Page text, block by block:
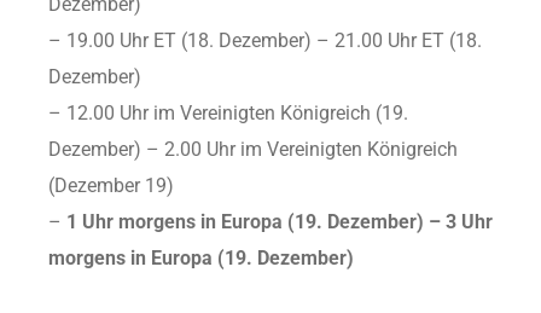
– 19.00 Uhr ET (18. Dezember) – 21.00 Uhr ET (18.
Dezember)
– 12.00 Uhr im Vereinigten Königreich (19.
Dezember) – 2.00 Uhr im Vereinigten Königreich
(Dezember 19)
– 1 Uhr morgens in Europa (19. Dezember) – 3 Uhr
morgens in Europa (19. Dezember)